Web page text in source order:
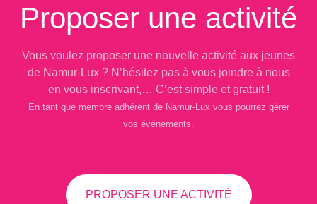
Proposer une activité
Vous voulez proposer une nouvelle activité aux jeunes
de Namur-Lux ? N’hésitez pas à vous joindre à nous
en vous inscrivant,… C’est simple et gratuit !
En tant que membre adhérent de Namur-Lux vous pourrez gérer
vos événements.
PROPOSER UNE ACTIVITÉ